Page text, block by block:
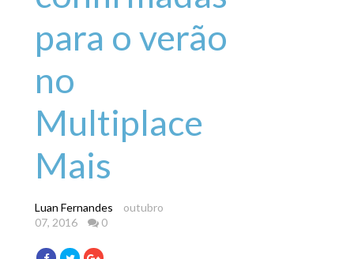
para o verão
no
Multiplace
Mais
Luan Fernandes
outubro
07, 2016
0